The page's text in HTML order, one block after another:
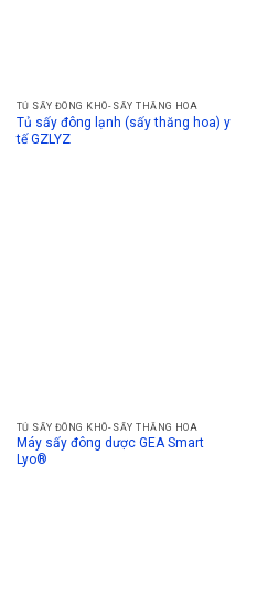
TỦ SẤY ĐÔNG KHÔ- SẤY THĂNG HOA
Tủ sấy đông lạnh (sấy thăng hoa) y
tế GZLYZ
TỦ SẤY ĐÔNG KHÔ- SẤY THĂNG HOA
Máy sấy đông dược GEA Smart
Lyo®